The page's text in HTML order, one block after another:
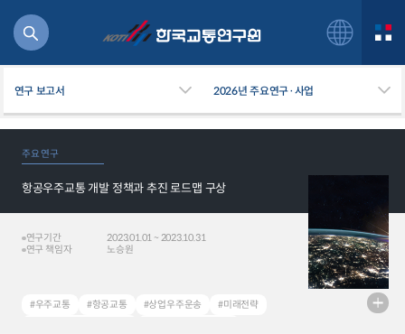
연구 보고서 2026년 주요연구·사업
주요 연구
항공우주교통 개발 정책과 추진 로드맵 구상
연구기간
2023.01.01 ~ 2023.10.31
연구 책임자
노승원
#우주교통 #항공교통 #상업우주운송
#미래전략